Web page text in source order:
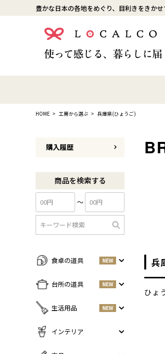
豊かな日本の各地をめぐり、目利きをきか
HOME 工房から選ぶ 兵庫県(ひょうご)
購入履歴
商品を検索する
〜
検
食卓の道具 NEW
すべての商品をみる
丼・小鉢
台所の道具 NEW
すべての商品をみる
鍋・フライパン
NEW
調理器具
生活用品 NEW
すべての商品をみる
インテリア
兵
ひょ